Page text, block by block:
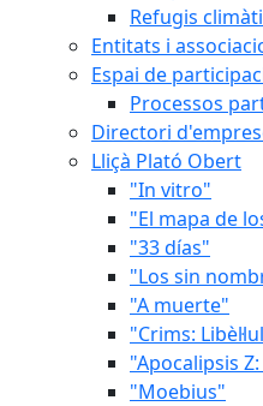
Refugis
Entitats i
Espai de
Processos
Directori
Lliçà Plató Obert
"In vitro"
"El mapa de
"33 días"
"Los sin
"A muerte"
"Crims:
"Apocalipsis
"Moebius"